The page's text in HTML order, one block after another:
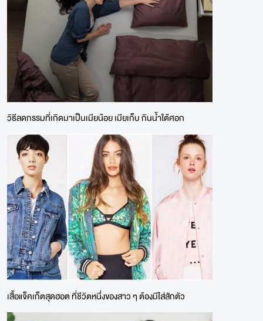
วิธีลดกรรมที่เกิดมาเป็นเมียน้อย เมียเก็บ กินน้ำใต้ศอก
เสื้อแจ็คเก็ตสุดฮอต ที่ชีวิตหนึ่งของสาว ๆ ต้องมีใส่สักตัว